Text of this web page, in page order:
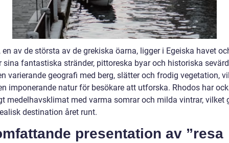
en av de största av de grekiska öarna, ligger i Egeiska havet
sina fantastiska stränder, pittoreska byar och historiska
varierande geografi med berg, slätter och frodig vegetation,
imponerande natur för besökare att utforska. Rhodos har
medelhavsklimat med varma somrar och milda vintrar, vilket
destination året runt.
presentation av ”resa